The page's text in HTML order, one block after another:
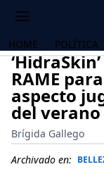
HOME POLÍTICA
RAME
aspecto
del verano
Brígida Gallego
Archivado en: